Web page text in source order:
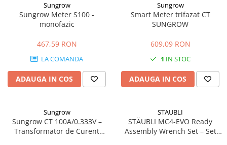
Sungrow
Sungrow Meter S100 -
monofazic
467,59 RON
LA COMANDA
ADAUGA IN COS
Sungrow
Smart Meter trifazat CT
SUNGROW
609,09 RON
1 IN STOC
ADAUGA IN COS
Sungrow
Sungrow CT 100A/0.333V –
Transformator de Curent
STAUBLI
STÄUBLI MC4-EVO Ready
Assembly Wrench Set – Set